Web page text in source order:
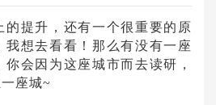
的提升，还有一个很重要的原
我想去看看！那么有没有一座
会因为这座城市而去读研，
座城~